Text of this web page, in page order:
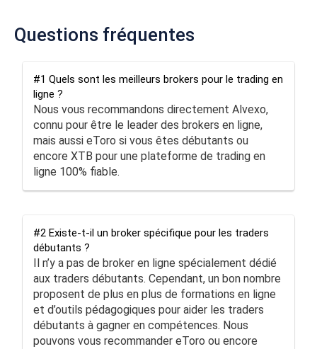
Questions fréquentes
#1 Quels sont les meilleurs brokers pour le trading en
ligne ?
Nous vous recommandons directement Alvexo,
connu pour être le leader des brokers en ligne,
mais aussi eToro si vous êtes débutants ou
encore XTB pour une plateforme de trading en
ligne 100% fiable.
#2 Existe-t-il un broker spécifique pour les traders
débutants ?
Il n’y a pas de broker en ligne spécialement dédié
aux traders débutants. Cependant, un bon nombre
proposent de plus en plus de formations en ligne
et d’outils pédagogiques pour aider les traders
débutants à gagner en compétences. Nous
pouvons vous recommander eToro ou encore